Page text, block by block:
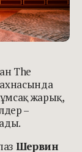
The
жарық,
–
Шервин